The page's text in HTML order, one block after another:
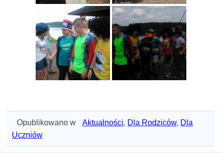
Opublikowano w Aktualności, Dla Rodziców, Dla
Uczniów